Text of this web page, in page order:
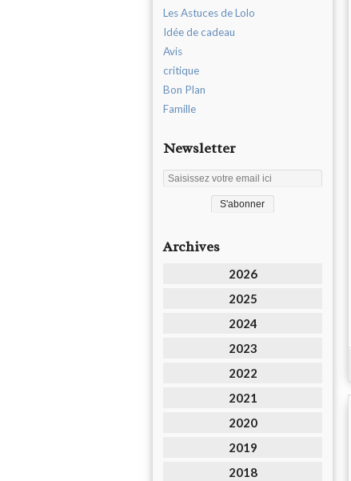
Les Astuces de Lolo
Idée de cadeau
Avis
critique
Bon Plan
Famille
Newsletter
Archives
2026
2025
2024
2023
2022
2021
2020
2019
2018